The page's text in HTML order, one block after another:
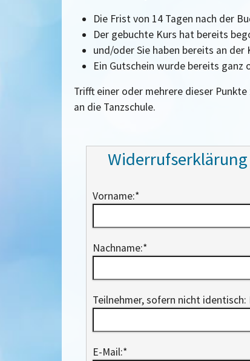
Die Frist von 14 Tagen nach der
Der gebuchte Kurs hat bereits
und/oder Sie haben bereits an
Ein Gutschein wurde bereits ganz
Trifft einer oder mehrere dieser
an die Tanzschule.
Widerrufserklärung
Vorname:*
Nachname:*
Teilnehmer, sofern nicht identisch:
E-Mail:*